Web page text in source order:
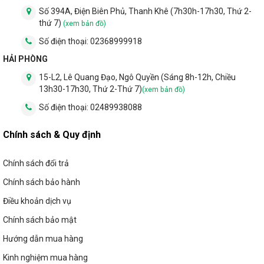
bộ quạt trần với các thiết bị điện khác trong nhà như
đèn, máy hút bụi, hệ thống an ninh. Từ đó, chủ nhà
có thể điều khiển quạt thông qua hệ thống internet.
Kết nối Bluetooth
thể điều khiển quạt thông qua thiết bị di động trong
khoảng cách gần mà không cần kết nối mạng
Số 394A, Điện Biên Phủ, Thanh Khê (7h30h-17h30, Thứ 2-
thứ 7) (xem bản đồ)
Số điện thoại: 02368999918
HẢI PHÒNG
15-L2, Lê Quang Đạo, Ngô Quyền (Sáng 8h-12h, Chiều
13h30-17h30, Thứ 2-Thứ 7)(xem bản đồ)
Số điện thoại: 02489938088
Chính sách & Quy định
Chính sách đổi trả
Chính sách bảo hành
Điều khoản dịch vụ
Chính sách bảo mật
Hướng dẫn mua hàng
Kinh nghiệm mua hàng